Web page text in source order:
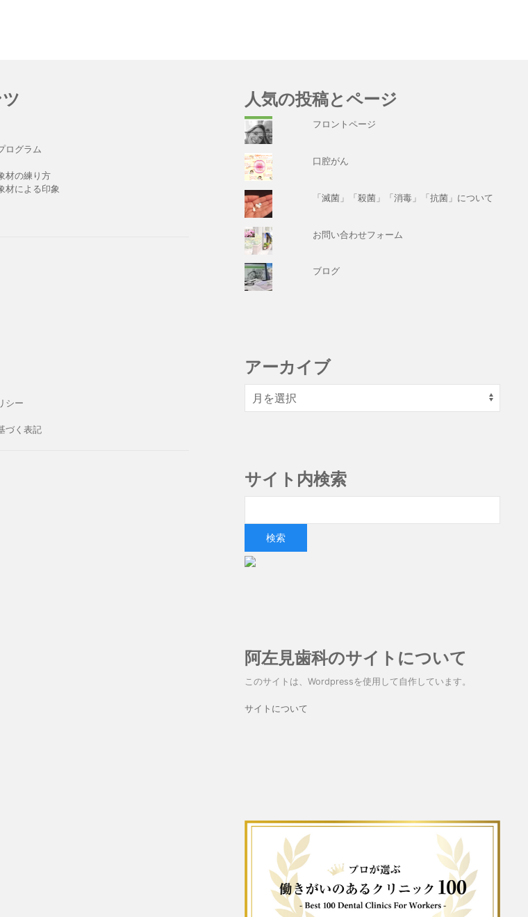
ログラム
材の練り方
材による印象
シー
づく表記
人気の投稿とページ
フロントページ
口腔がん
「滅菌」「殺菌」「消毒」「抗菌」について
お問い合わせフォーム
ブログ
アーカイブ
サイト内検索
阿左見歯科のサイトについて
このサイトは、Wordpressを使用して自作しています。
サイトについて